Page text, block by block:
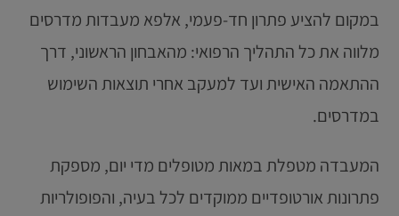
במקום להציע פתרון חד-פעמי, אלפא מעבדות מדרסים
מלווה את כל התהליך הרפואי: מהאבחון הראשוני, דרך
ההתאמה האישית ועד למעקב אחרי תוצאות השימוש
במדרסים.
המעבדה מטפלת במאות מטופלים מדי יום, מספקת
פתרונות אורטופדיים ממוקדים לכל בעיה, והפופולריות